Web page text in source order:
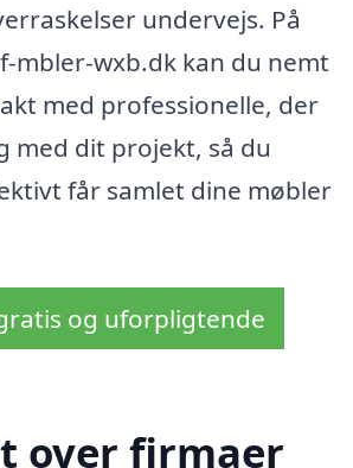
undervejs. På
mbler-wxb.dk kan du nemt
med professionelle, der
med dit projekt, så du
får samlet dine møbler
og uforpligtende
over firmaer